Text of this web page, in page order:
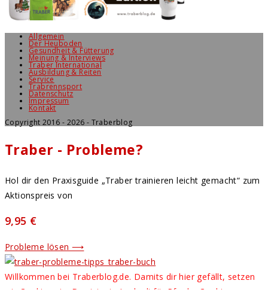
Allgemein
Der Heuboden
Gesundheit & Fütterung
Meinung & Interviews
Traber International
Ausbildung & Reiten
Service
Trabrennsport
Datenschutz
Impressum
Kontakt
Copyright 2016 - 2026 - Traberblog
Traber - Probleme?
Hol dir den Praxisguide „Traber trainieren leicht gemacht“ zum
Aktionspreis von
9,95 €
Probleme lösen ⟶
Willkommen bei Traberblog.de. Damits dir hier gefällt, setzen
wir Cookies ein. Das ist wie Leckerli für Pferde. Cookies